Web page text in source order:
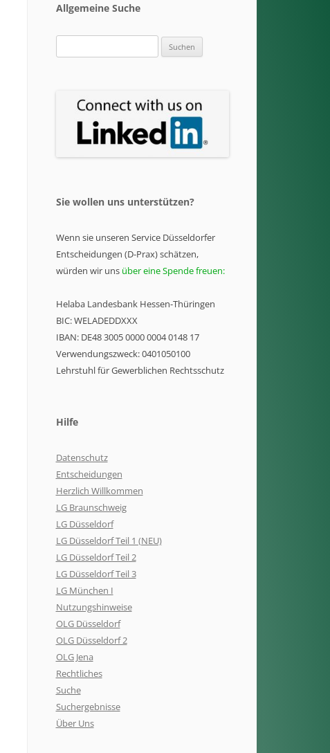
Allgemeine Suche
nach:
Sie wollen uns unterstützen?
Wenn sie unseren Service Düsseldorfer
Entscheidungen (D-Prax) schätzen,
würden wir uns über eine Spende freuen:
Helaba Landesbank Hessen-Thüringen
BIC: WELADEDDXXX
IBAN: DE48 3005 0000 0004 0148 17
Verwendungszweck: 0401050100
Lehrstuhl für Gewerblichen Rechtsschutz
Hilfe
Datenschutz
Entscheidungen
Herzlich Willkommen
LG Braunschweig
LG Düsseldorf
LG Düsseldorf Teil 1 (NEU)
LG Düsseldorf Teil 2
LG Düsseldorf Teil 3
LG München I
Nutzungshinweise
OLG Düsseldorf
OLG Düsseldorf 2
OLG Jena
Rechtliches
Suche
Suchergebnisse
Über Uns